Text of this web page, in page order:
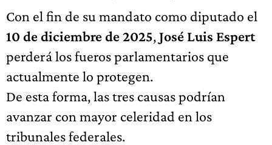
Con el fin de su mandato como diputado el
10 de diciembre de 2025,José Luis Espert
perderá los fueros parlamentarios que
actualmente lo protegen.
De esta forma, las tres causas podrían
avanzar con mayor celeridad en los
tribunales federales.